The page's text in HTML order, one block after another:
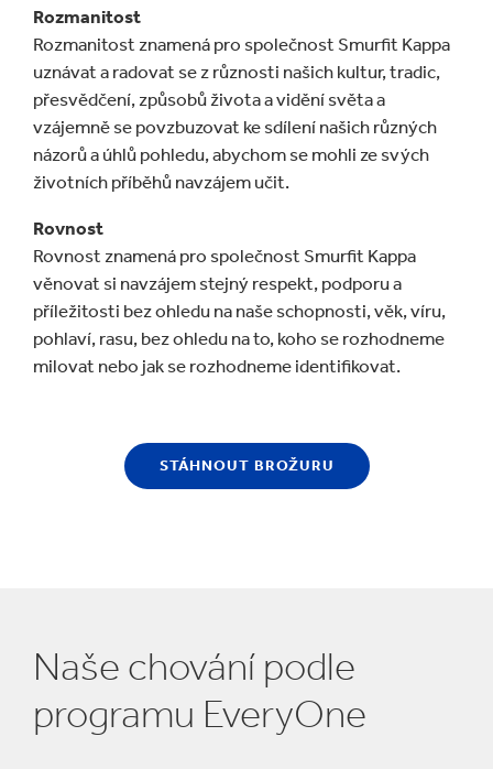
Rozmanitost
Rozmanitost znamená pro společnost Smurfit Kappa
uznávat a radovat se z různosti našich kultur, tradic,
přesvědčení, způsobů života a vidění světa a
vzájemně se povzbuzovat ke sdílení našich různých
názorů a úhlů pohledu, abychom se mohli ze svých
životních příběhů navzájem učit.
Rovnost
Rovnost znamená pro společnost Smurfit Kappa
věnovat si navzájem stejný respekt, podporu a
příležitosti bez ohledu na naše schopnosti, věk, víru,
pohlaví, rasu, bez ohledu na to, koho se rozhodneme
milovat nebo jak se rozhodneme identifikovat.
STÁHNOUT BROŽURU
Naše chování podle
programu EveryOne